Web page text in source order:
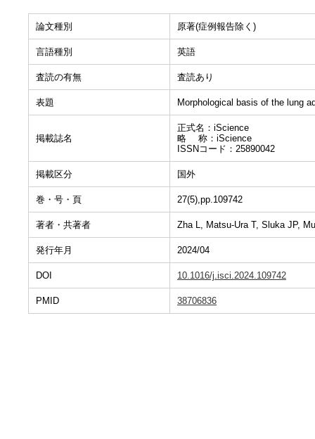
論文種別 原著(症例報告除く)
言語種別 英語
査読の有無 査読あり
表題 Morphological basis of the lung
掲載誌名
正式名：iScience
略 称：iScience
ISSNコード：25890042
掲載区分 国外
巻・号・頁 27(5),pp.109742
著者・共著者 Zha L, Matsu-Ura T, Sluka JP,
発行年月 2024/04
DOI 10.1016/j.isci.2024.109742
PMID 38706836